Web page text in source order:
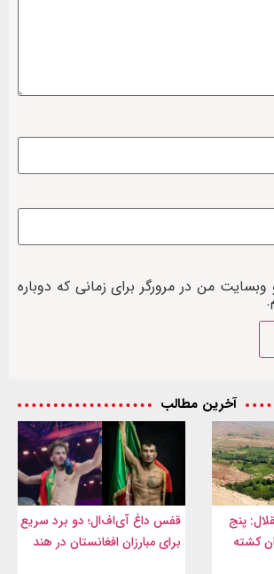
وبسایت من در مرورگر برای زمانی که دوباره
آخرین مطالب
پنج
کشته
قفس داغ آی‌اف‌ال؛ دو برد سریع
برای مبارزان افغانستان در هند